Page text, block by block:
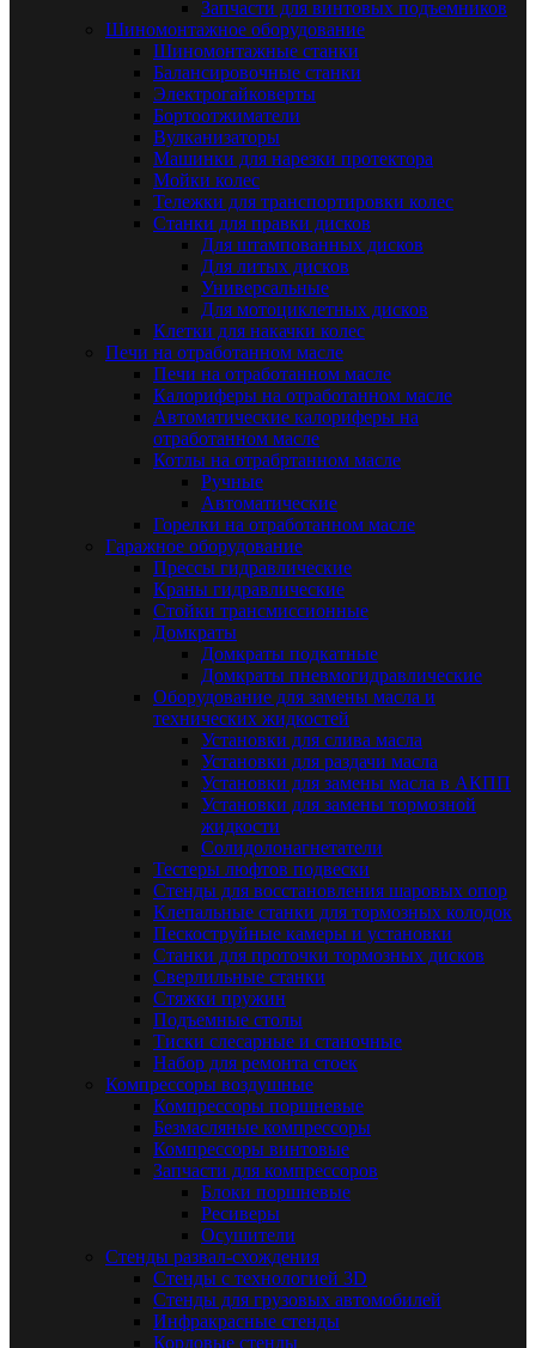
Запчасти для винтовых подъемников
Шиномонтажное оборудование
Шиномонтажные станки
Балансировочные станки
Электрогайковерты
Бортоотжиматели
Вулканизаторы
Машинки для нарезки протектора
Мойки колес
Тележки для транспортировки колес
Станки для правки дисков
Для штампованных дисков
Для литых дисков
Универсальные
Для мотоциклетных дисков
Клетки для накачки колес
Печи на отработанном масле
Печи на отработанном масле
Калориферы на отработанном масле
Автоматические калориферы на
отработанном масле
Котлы на отрабртанном масле
Ручные
Автоматические
Горелки на отработанном масле
Гаражное оборудование
Прессы гидравлические
Краны гидравлические
Стойки трансмиссионные
Домкраты
Домкраты подкатные
Домкраты пневмогидравлические
Оборудование для замены масла и
технических жидкостей
Установки для слива масла
Установки для раздачи масла
Установки для замены масла в АКПП
Установки для замены тормозной
жидкости
Солидолонагнетатели
Тестеры люфтов подвески
Стенды для восстановления шаровых опор
Клепальные станки для тормозных колодок
Пескоструйные камеры и установки
Станки для проточки тормозных дисков
Сверлильные станки
Стяжки пружин
Подъемные столы
Тиски слесарные и станочные
Набор для ремонта стоек
Компрессоры воздушные
Компрессоры поршневые
Безмасляные компрессоры
Компрессоры винтовые
Запчасти для компрессоров
Блоки поршневые
Ресиверы
Осушители
Стенды развал-схождения
Стенды с технологией 3D
Стенды для грузовых автомобилей
Инфракрасные стенды
Кордовые стенды